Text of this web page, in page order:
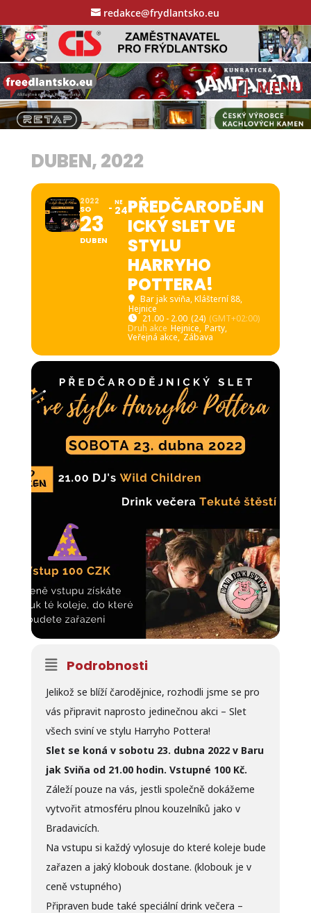
redakce@frydlantsko.eu
DUBEN, 2022
2022
SO
23
DUBEN
NE
24PŘEDČARODĚJN
ICKÝ SLET VE
STYLU
HARRYHO
POTTERA!
Bar jak sviňa, Klášterní 88,
Hejnice
21.00 - 2.00 (24) (GMT+02:00)
Druh akce Hejnice, Party,
Veřejná akce, Zábava
Podrobnosti
Jelikož se blíží čarodějnice, rozhodli jsme se pro
vás připravit naprosto jedinečnou akci – Slet
všech sviní ve stylu Harryho Pottera!
Slet se koná v sobotu 23. dubna 2022 v Baru
jak Sviňa od 21.00 hodin. Vstupné 100 Kč.
Záleží pouze na vás, jestli společně dokážeme
vytvořit atmosféru plnou kouzelníků jako v
Bradavicích.
Na vstupu si každý vylosuje do které koleje bude
zařazen a jaký klobouk dostane. (klobouk je v
ceně vstupného)
Připraven bude také speciální drink večera –